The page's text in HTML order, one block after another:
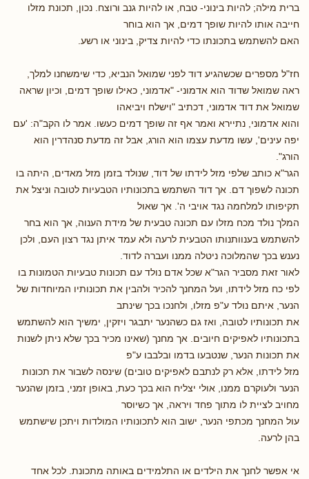
ברית מילה; להיות בינוני- טבח, או להיות גנב ורוצח. נכון, תכונת מזלו
חייבה אותו להיות שופך דמים, אך הוא בוחר
האם להשתמש בתכונתו כדי להיות צדיק, בינוני או רשע.
חז"ל מספרים שכשהגיע דוד לפני שמואל הנביא, כדי שימשחנו למלך,
ראה שמואל שדוד הוא אדמוני- "אדמוני, כאילו שופך דמים, וכיון שראה
שמואל את דוד אדמוני, דכתיב "וישלח ויביאהו
והוא אדמוני, נתיירא ואמר אף זה שופך דמים כעשו. אמר לו הקב"ה: 'עם
יפה עינים', עשו מדעת עצמו הוא הורג, אבל זה מדעת סנהדרין הוא
הורג".
הגר"א כותב שלפי מזל לידתו של דוד, שנולד בזמן מזל מאדים, היתה בו
תכונה לשפוך דם. אך דוד השתמש בתכונותיו הטבעיות לטובה וניצל את
תקיפותו למלחמה נגד אויבי ה'. אך שאול
המלך נולד מכח מזלו עם תכונה טבעית של מידת הענוה, אך הוא בחר
להשתמש בענוותנותו הטבעית לרעה ולא עמד איתן נגד רצון העם, ולכן
נענש בכך שהמלוכה ניטלה ממנו ועברה לדוד.
לאור זאת מסביר הגר"א שכל אדם נולד עם תכונות טבעיות הטמונות בו
לפי כח מזל לידתו, ועל המחנך להכיר ולהבין את תכונותיו המיוחדות של
הנער, איתם נולד ע"פ מזלו, ולחנכו בכך שינתב
את תכונותיו לטובה, ואז גם כשהנער יתבגר ויזקין, ימשיך הוא להשתמש
בתכונותיו לאפיקים חיובים. אך מחנך (שאינו מכיר בכך שלא ניתן לשנות
את תכונות הנער, שנטבעו בדמו ובלבבו ע"פ
מזל לידתו, אלא רק לנתבם לאפיקים טובים) שינסה לשבור את תכונות
הנער ולעוקרם ממנו, אולי יצליח הוא בכך כעת, באופן זמני, בזמן שהנער
מחויב לציית לו מתוך פחד ויראה, אך כשיוסר
עול המחנך מכתפי הנער, ישוב הוא לתכונותיו המולדות ויתכן שישתמש
בהן לרעה.
אי אפשר לחנך את הילדים או התלמידים באותה מתכונת. לכל אחד